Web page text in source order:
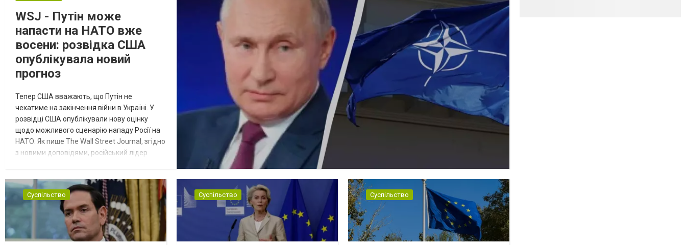
WSJ - Путін може
напасти на НАТО вже
восени: розвідка США
опублікувала новий
прогноз
Тепер США вважають, що Путін не
чекатиме на закінчення війни в Україні. У
розвідці США опублікували нову оцінку
щодо можливого сценарію нападу Росії на
НАТО. Як пише The Wall Street Journal, згідно
з новими доповідями, російський лідер
обмеженого наступу на країну-союзника ще
до закінчення війни в Україні. Ці нові оцінки
з’явилися на тлі нестачі деяких критично
важливих боєприпасів,...
Суспільство Суспільство Суспільство